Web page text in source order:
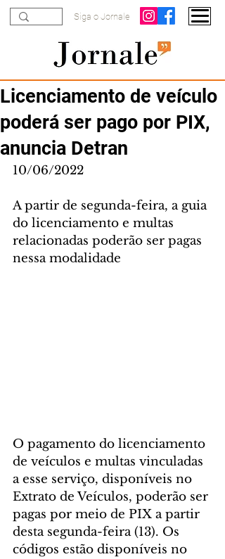
Siga o Jornale
Licenciamento de veículo
poderá ser pago por PIX,
anuncia Detran
10/06/2022
A partir de segunda-feira, a guia
do licenciamento e multas
relacionadas poderão ser pagas
nessa modalidade
O pagamento do licenciamento
de veículos e multas vinculadas
a esse serviço, disponíveis no
Extrato de Veículos, poderão ser
pagas por meio de PIX a partir
desta segunda-feira (13). Os
códigos estão disponíveis no